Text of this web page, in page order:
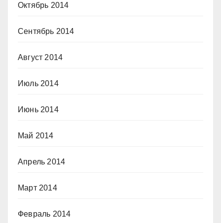
Октябрь 2014
Сентябрь 2014
Август 2014
Июль 2014
Июнь 2014
Май 2014
Апрель 2014
Март 2014
Февраль 2014